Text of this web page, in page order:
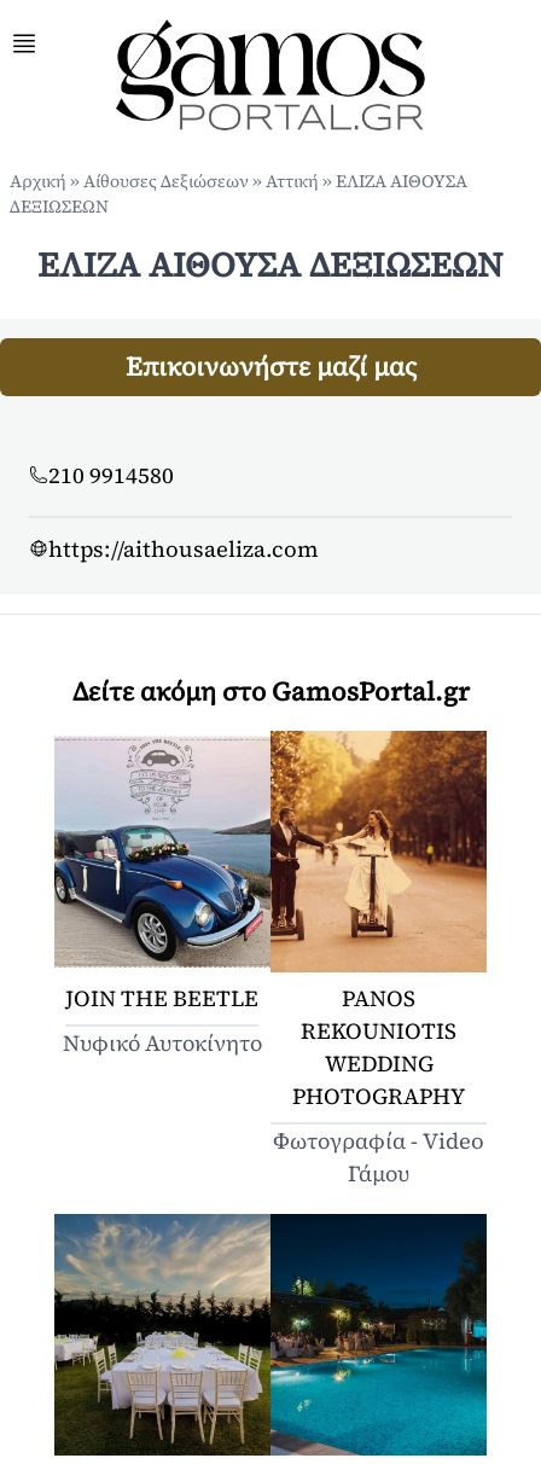
Αρχική »Αίθουσες Δεξιώσεων »Αττική »ΕΛΙΖΑ ΑΙΘΟΥΣΑ
ΔΕΞΙΩΣΕΩΝ
ΕΛΙΖΑ ΑΙΘΟΥΣΑ ΔΕΞΙΩΣΕΩΝ
Επικοινωνήστε μαζί μας
210 9914580
https://aithousaeliza.com
Δείτε ακόμη στο GamosPortal.gr
JOIN THE BEETLE
Νυφικό Αυτοκίνητο
PANOS
REKOUNIOTIS
WEDDING
PHOTOGRAPHY
Φωτογραφία - Video
Γάμου